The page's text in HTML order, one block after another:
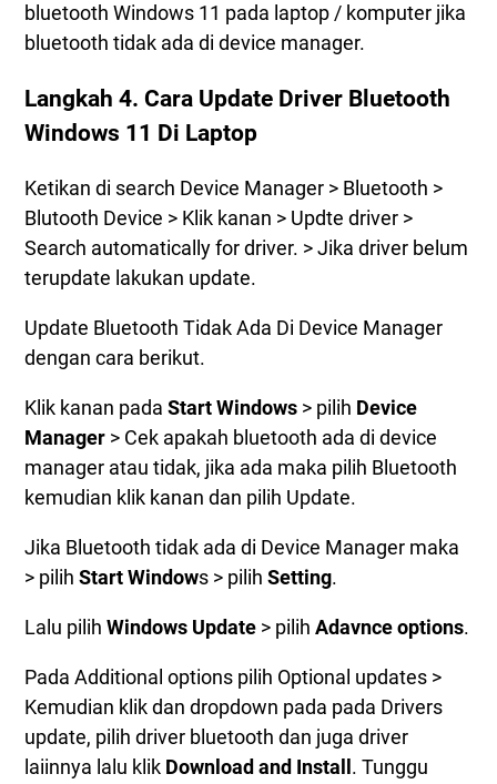
bluetooth Windows 11 pada laptop / komputer jika
bluetooth tidak ada di device manager.
Langkah 4. Cara Update Driver Bluetooth
Windows 11 Di Laptop
Ketikan di search Device Manager > Bluetooth >
Blutooth Device > Klik kanan > Updte driver >
Search automatically for driver. > Jika driver belum
terupdate lakukan update.
Update Bluetooth Tidak Ada Di Device Manager
dengan cara berikut.
Klik kanan pada Start Windows > pilih Device
Manager > Cek apakah bluetooth ada di device
manager atau tidak, jika ada maka pilih Bluetooth
kemudian klik kanan dan pilih Update.
Jika Bluetooth tidak ada di Device Manager maka
> pilih Start Windows > pilih Setting.
Lalu pilih Windows Update > pilih Adavnce options.
Pada Additional options pilih Optional updates >
Kemudian klik dan dropdown pada pada Drivers
update, pilih driver bluetooth dan juga driver
laiinnya lalu klik Download and Install . Tunggu